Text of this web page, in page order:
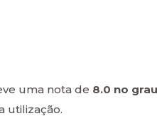
uma nota de 8.0 no
utilização.